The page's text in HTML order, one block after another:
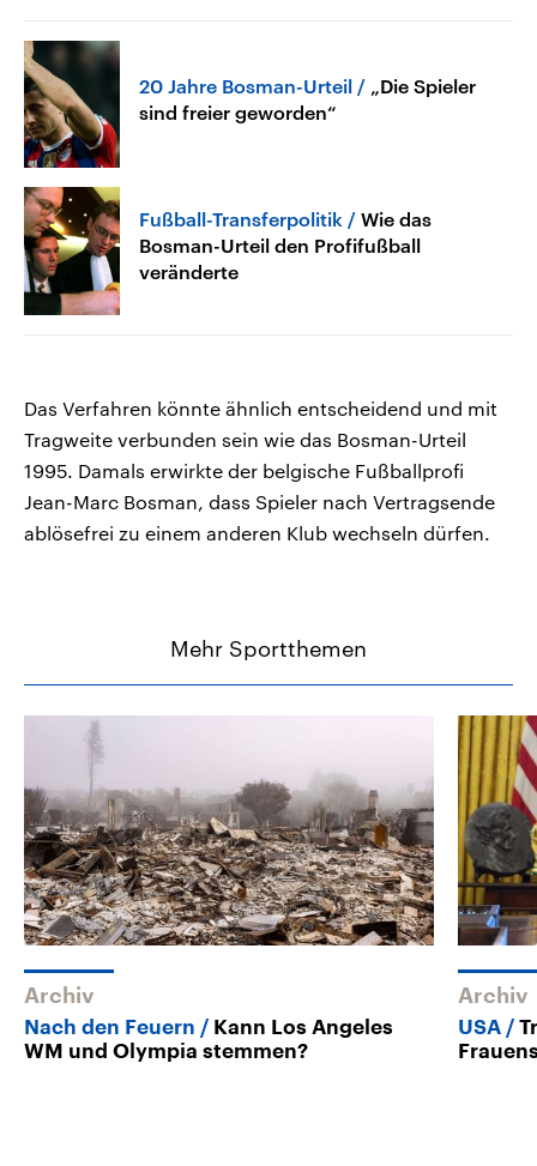
20 Jahre Bosman-Urteil
„Die Spieler
sind freier geworden“
Fußball-Transferpolitik
Wie das
Bosman-Urteil den Profifußball
veränderte
Das Verfahren könnte ähnlich entscheidend und mit
Tragweite verbunden sein wie das Bosman-Urteil
1995. Damals erwirkte der belgische Fußballprofi
Jean-Marc Bosman, dass Spieler nach Vertragsende
ablösefrei zu einem anderen Klub wechseln dürfen.
Mehr Sportthemen
Archiv
Nach den Feuern
Kann Los Angeles
WM und Olympia stemmen?
Archiv
USA